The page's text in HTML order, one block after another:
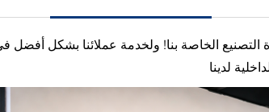
الخاصة بنا! ولخدمة عملائنا بشكل أفضل
لدينا